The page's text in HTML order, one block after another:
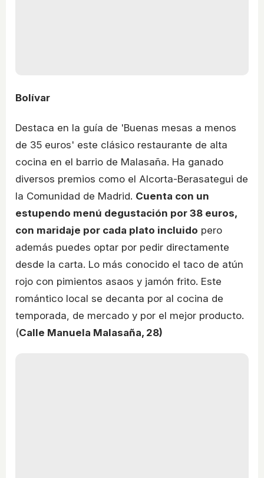
Bolívar
Destaca en la guía de 'Buenas mesas a menos
de 35 euros' este clásico restaurante de alta
cocina en el barrio de Malasaña. Ha ganado
diversos premios como el Alcorta-Berasategui de
la Comunidad de Madrid. Cuenta con un
estupendo menú degustación por 38 euros,
con maridaje por cada plato incluido pero
además puedes optar por pedir directamente
desde la carta. Lo más conocido el taco de atún
rojo con pimientos asaos y jamón frito. Este
romántico local se decanta por al cocina de
temporada, de mercado y por el mejor producto.
(Calle Manuela Malasaña, 28)